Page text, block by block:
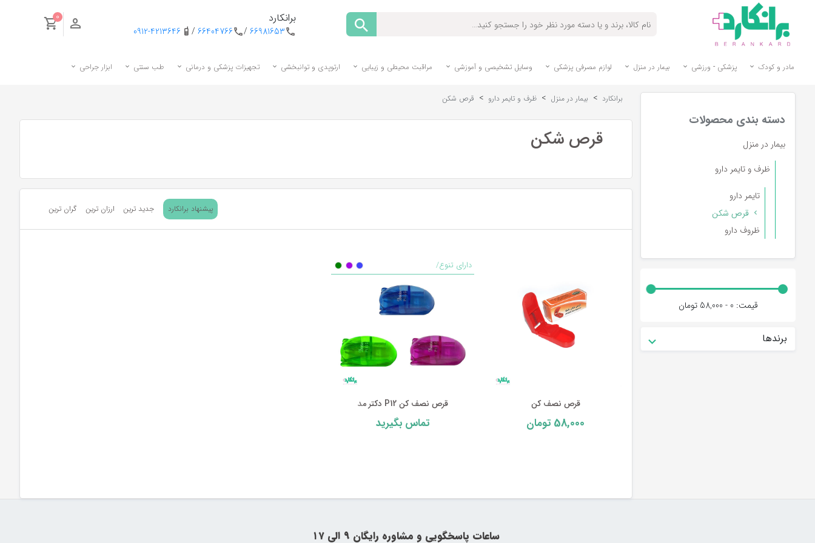
برانکارد
66981653
/
66404766
/
0912-4213646
0
مادر و کودک پزشکی - ورزشی بیمار در منزل لوازم مصرفی پزشکی وسایل تشخیصی و آموزشی مراقبت محیطی و زیبایی ارتوپدی و توانبخشی تجهیزات پزشکی و درمانی طب سنتی ابزار جراحی
دسته بندی محصولات
بیمار در منزل
ظرف و تایمر دارو
تایمر دارو
قرص شکن
ظروف دارو
قیمت: 0 - 58,000 تومان
برندها
برانکارد > بیمار در منزل > ظرف و تایمر دارو > قرص شکن
قرص شکن
پیشنهاد برانکارد جدید ترین ارزان ترین گران ترین
قرص نصف کن
58,000 تومان
دارای تنوع/
قرص نصف کن P12 دکتر مد
تماس بگیرید
‍‍ ساعات پاسخگویی و مشاوره رایگان ۹ الی ۱۷